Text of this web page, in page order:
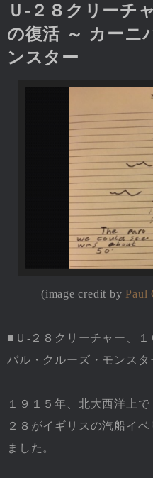
Ｕ-２８クリーチ
の復活 ～ カーニ
ンスター
(image credit by Paul
■Ｕ-２８クリーチャー、
バル・クルーズ・モンスタ
１９１５年、北大西洋上
２８がイギリスの汽船イ
ました。